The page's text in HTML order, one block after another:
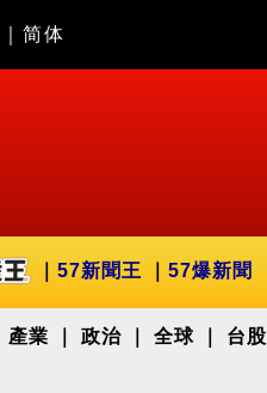
简体
57新聞王 57爆新聞
產業 政治 全球 台股